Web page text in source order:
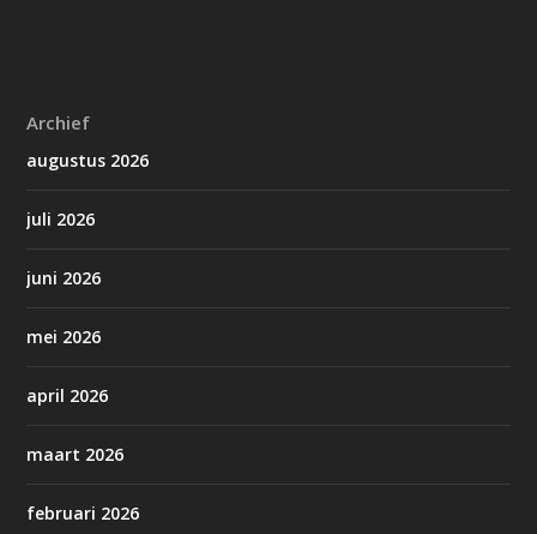
Archief
augustus 2026
juli 2026
juni 2026
mei 2026
april 2026
maart 2026
februari 2026